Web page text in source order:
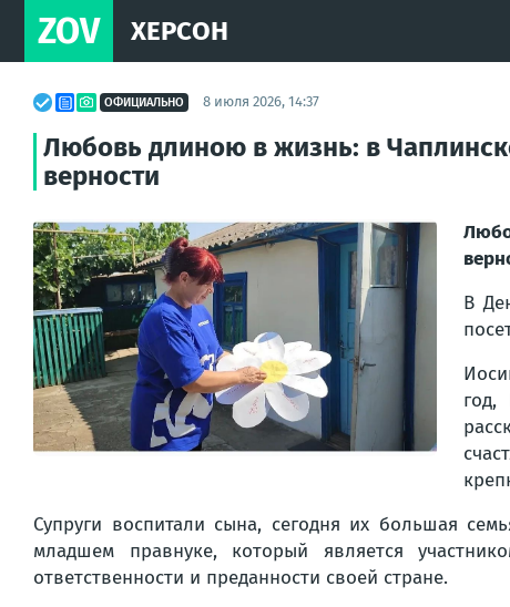
ZOV ХЕРСОН
ОФИЦИАЛЬНО 8 июля 2026, 14:37
Любовь длиною в жизнь: в
верности
В
год,
Супруги воспитали сына, сегодня их большая
младшем правнуке, который является
ответственности и преданности своей стране.